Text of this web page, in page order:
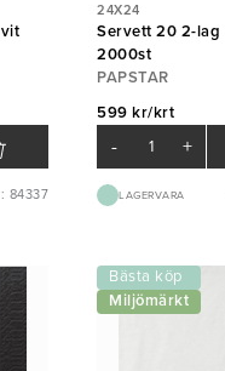
84337
24X24
Servett 20 2-lag
2000st
PAPSTAR
599 kr/krt
- +
LAGERVARA
Bästa köp
Miljömärkt